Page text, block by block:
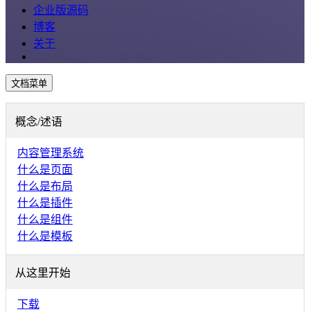
企业版源码
博客
关于
文档菜单
概念/述语
内容管理系统
什么是页面
什么是布局
什么是插件
什么是组件
什么是模板
从这里开始
下载